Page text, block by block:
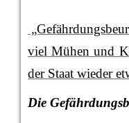
viel Mühen und
der Staat wieder
Die